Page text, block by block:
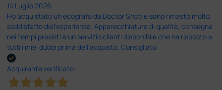
14 Luglio 2026
Ho acquistato un ecografo da Doctor Shop e sono rimasto molto
soddisfatto dell'esperienza. Apparecchiatura di qualità, consegna
nei tempi previsti e un servizio clienti disponibile che ha risposto a
tutti i miei dubbi prima dell'acquisto. Consigliato
Acquirente verificato